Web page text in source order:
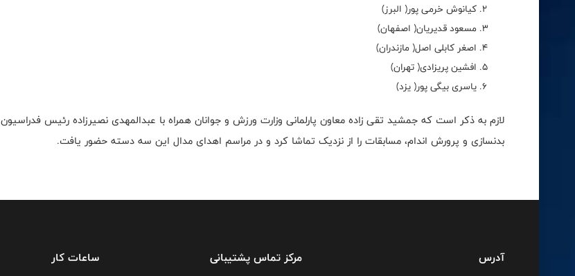
کیانوش خرمی پور( البرز)
مسعود قدیریان( اصفهان)
اصغر کابلی اصل( مازندران)
افشین پریزادی( تهران)
یاسری بیگی پور( یزد)
لازم به ذکر است که جمشید تقی زاده معاون پارلمانی وزارت ورزش و جوانان همراه با عبدالمهدی نصیرزاده رئیس فدراسیون
بدنسازی و پرورش اندام، مسابقات را از نزدیک تماشا کرد و در مراسم اهدای مدال این سه دسته حضور یافت.
آدرس مرکز تماس پشتیبانی ساعات کار